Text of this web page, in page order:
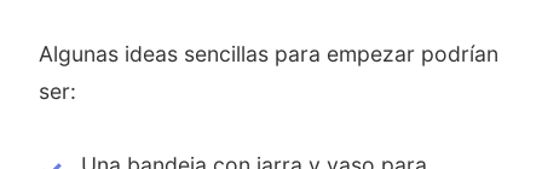
Algunas ideas sencillas para empezar podrían
ser: